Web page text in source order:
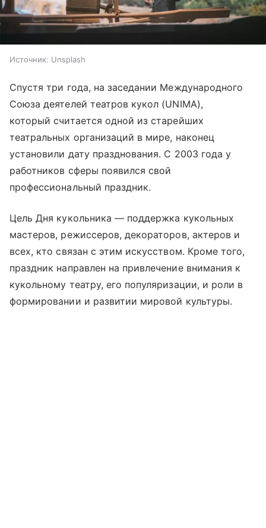
Источник: Unsplash
Спустя три года, на заседании Международного
Союза деятелей театров кукол (UNIMA),
который считается одной из старейших
театральных организаций в мире, наконец
установили дату празднования. С 2003 года у
работников сферы появился свой
профессиональный праздник.
Цель Дня кукольника — поддержка кукольных
мастеров, режиссеров, декораторов, актеров и
всех, кто связан с этим искусством. Кроме того,
праздник направлен на привлечение внимания к
кукольному театру, его популяризации, и роли в
формировании и развитии мировой культуры.